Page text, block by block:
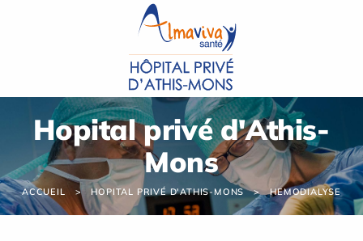
Hopital privé d'Athis-
Mons
ACCUEIL HOPITAL PRIVÉ D'ATHIS-MONS HEMODIALYSE
Panneau de gestion des cookies